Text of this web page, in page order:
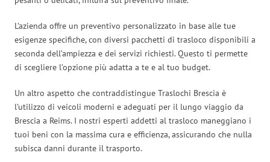
L’azienda offre un preventivo personalizzato in base alle tue
esigenze specifiche, con diversi pacchetti di trasloco disponibili a
seconda dell’ampiezza e dei servizi richiesti. Questo ti permette
di scegliere l’opzione più adatta a te e al tuo budget.
Un altro aspetto che contraddistingue Traslochi Brescia è
l’utilizzo di veicoli moderni e adeguati per il lungo viaggio da
Brescia a Reims. I nostri esperti addetti al trasloco maneggiano i
tuoi beni con la massima cura e efficienza, assicurando che nulla
subisca danni durante il trasporto.